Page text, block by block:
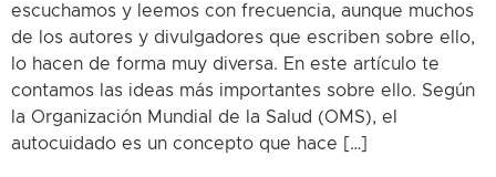
escuchamos y leemos con frecuencia, aunque muchos
de los autores y divulgadores que escriben sobre ello,
lo hacen de forma muy diversa. En este artículo te
contamos las ideas más importantes sobre ello. Según
la Organización Mundial de la Salud (OMS), el
autocuidado es un concepto que hace […]